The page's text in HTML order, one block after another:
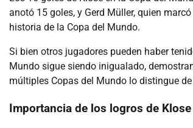
anotó 15 goles, y Gerd Müller, quien
historia de la Copa del Mundo.
Si bien otros jugadores pueden haber
Mundo sigue siendo inigualado,
múltiples Copas del Mundo lo distingue
Importancia de los logros de